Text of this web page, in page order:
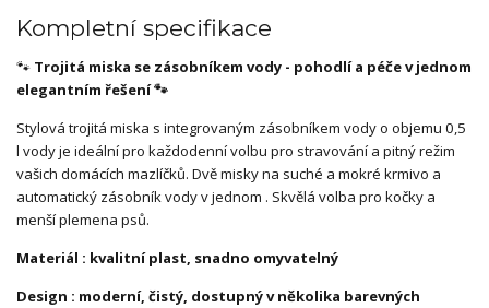
Kompletní specifikace
🐾 Trojitá miska se zásobníkem vody - pohodlí a péče v jednom
elegantním řešení 🐾
Stylová trojitá miska s integrovaným zásobníkem vody o objemu 0,5
l vody je ideální pro každodenní volbu pro stravování a pitný režim
vašich domácích mazlíčků. Dvě misky na suché a mokré krmivo a
automatický zásobník vody v jednom . Skvělá volba pro kočky a
menší plemena psů.
Materiál : kvalitní plast, snadno omyvatelný
Design : moderní, čistý, dostupný v několika barevných